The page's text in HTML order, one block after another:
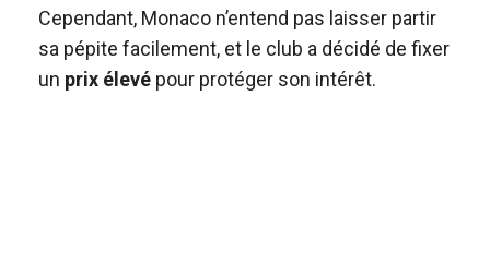
Cependant, Monaco n’entend pas laisser partir
sa pépite facilement, et le club a décidé de fixer
un prix élevé pour protéger son intérêt.